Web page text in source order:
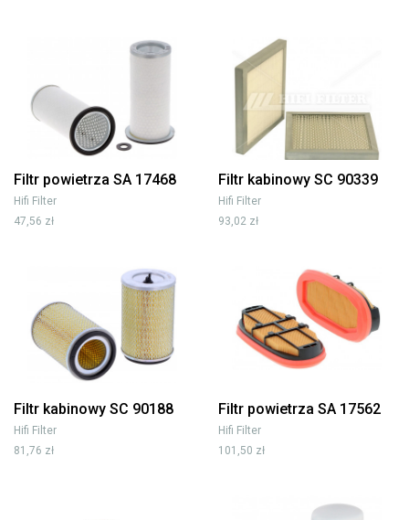
Filtr powietrza SA 17468
Hifi Filter
47,56 zł
Filtr kabinowy SC 90339
Hifi Filter
93,02 zł
Filtr kabinowy SC 90188
Hifi Filter
81,76 zł
Filtr powietrza SA 17562
Hifi Filter
101,50 zł